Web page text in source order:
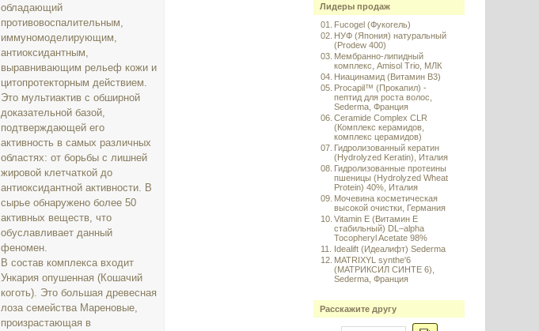
обладающий
противовоспалительным,
иммуномоделирующим,
антиоксидантным,
выравнивающим рельеф кожи и
цитопротекторным действием.
Это мультиактив с обширной
доказательной базой,
подтверждающей его
активность в самых различных
областях: от борьбы с лишней
жировой клетчаткой до
антиоксидантной активности. В
сырье обнаружено более 50
активных веществ, что
обуславливает данный
феномен.
В состав комплекса входит
Ункария опушенная (Кошачий
коготь). Это большая древесная
лоза семейства Мареновые,
произрастающая в
Лидеры продаж
01.
Fucogel (Фукогель)
02. НУФ (Япония) натуральный
(Prodew 400)
03. Мембранно-липидный
комплекс, Amisol Trio, МЛК
04. Ниацинамид (Витамин B3)
05. Procapil™ (Прокапил) -
пептид для роста волос,
Sederma, Франция
06. Ceramide Complex CLR
(Комплекс керамидов,
комплекс церамидов)
07. Гидролизованный кератин
(Hydrolyzed Keratin), Италия
08. Гидролизованные протеины
пшеницы (Hydrolyzed Wheat
Protein) 40%, Италия
09. Мочевина косметическая
высокой очистки, Германия
10. Vitamin E (Витамин E
стабильный) DL–alpha
Tocopheryl Acetate 98%
11.
Idealift (Идеалифт) Sederma
12. MATRIXYL synthe'6
(МАТРИКСИЛ СИНТЕ 6),
Sederma, Франция
Расскажите другу